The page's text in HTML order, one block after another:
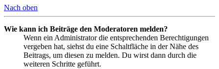
Nach oben
Wie kann ich Beiträge den Moderatoren melden?
Wenn ein Administrator die entsprechenden Berechtigungen
vergeben hat, siehst du eine Schaltfläche in der Nähe des
Beitrags, um diesen zu melden. Du wirst dann durch die
weiteren Schritte geführt.